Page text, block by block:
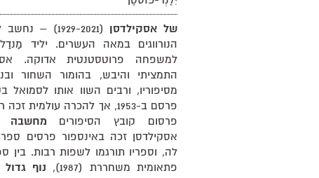
של אסקילדסן
(1929-2021) –
הנורווגים במאה העשרים. יליד
למשפחה פרוטסטנטית אדוקה.
התמציתי והיבש, בהומור השחור
מסיפוריו, ורבים השוו אותו
פרסם ב-1953, אך להכרה
פרסום קובץ הסיפורים מחשבה
אסקילדסן זכה באינספור פרסים
לה, וספריו תורגמו לשפות רבות. בין
פתאומית משחררת (1987),
נוף